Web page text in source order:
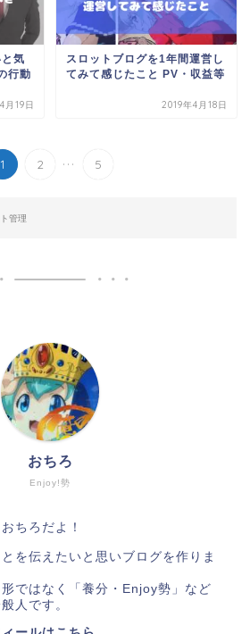
気
行動
月19日
スロットブログを1年間運営し
てみて感じたこと PV・収益等
2019年4月18日
1 2 ... 5
管理
Enjoy!勢
おちろ
ちろだよ！
を伝えたいと思いブログを作りま
ではなく「養分・Enjoy勢」など
人です。